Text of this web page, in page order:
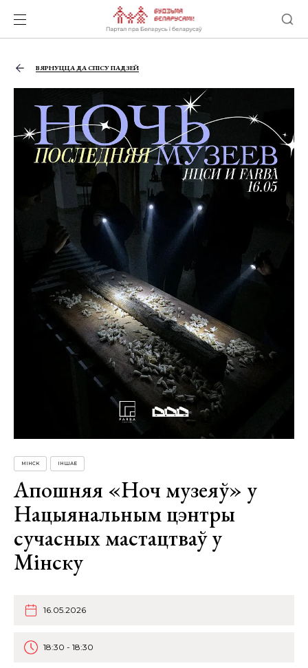
ВЯРНУЦЦА ДА СПІСУ ПАДЗЕЙ
МІНСК ІНШАЕ
Апошняя «Ноч музеяў» у
Нацыянальным цэнтры
сучасных мастацтваў у
Мінску
16.05.2026
18:30 - 18:30